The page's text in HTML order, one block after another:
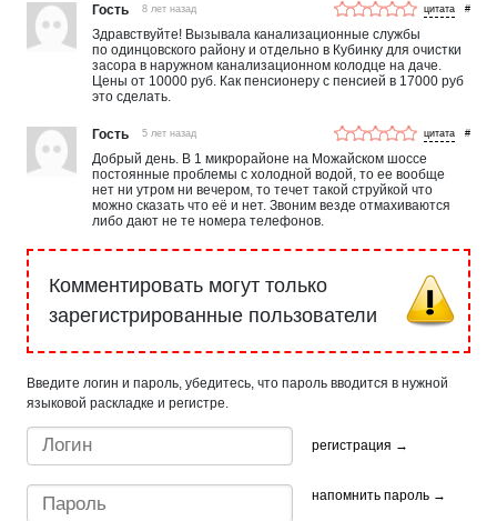
Гость 8 лет назад #
Здравствуйте! Вызывала канализационные службы
по одинцовского району и отдельно в Кубинку для очистки
засора в наружном канализационном колодце на даче.
Цены от 10000 руб. Как пенсионеру с пенсией в 17000 руб
это сделать.
Гость 5 лет назад #
Добрый день. В 1 микрорайоне на Можайском шоссе
постоянные проблемы с холодной водой, то ее вообще
нет ни утром ни вечером, то течет такой струйкой что
можно сказать что её и нет. Звоним везде отмахиваются
либо дают не те номера телефонов.
Комментировать могут только
зарегистрированные пользователи
Введите логин и пароль, убедитесь, что пароль вводится в нужной
языковой раскладке и регистре.
регистрация →
напомнить пароль →